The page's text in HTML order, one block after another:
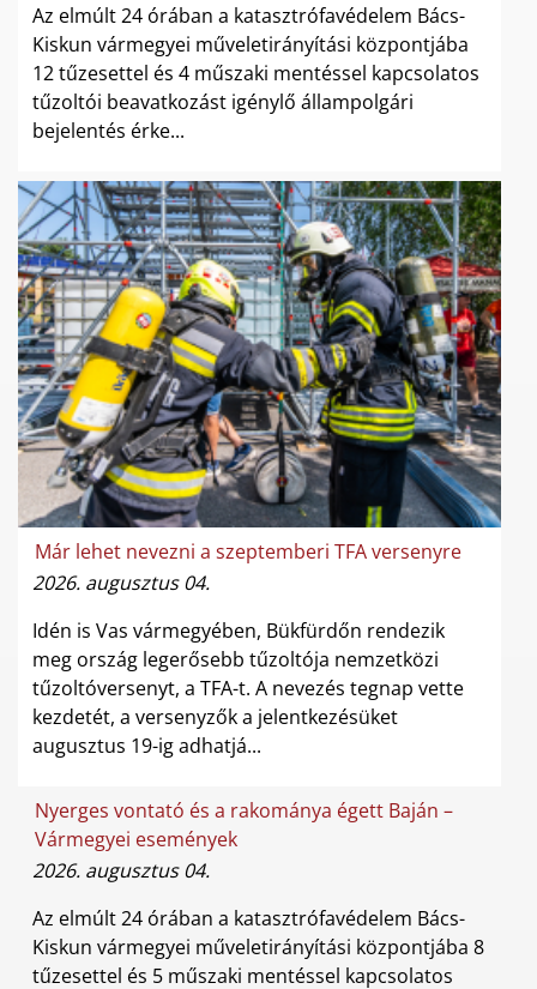
Az elmúlt 24 órában a katasztrófavédelem Bács-
Kiskun vármegyei műveletirányítási központjába
12 tűzesettel és 4 műszaki mentéssel kapcsolatos
tűzoltói beavatkozást igénylő állampolgári
bejelentés érke...
Már lehet nevezni a szeptemberi TFA versenyre
2026. augusztus 04.
Idén is Vas vármegyében, Bükfürdőn rendezik
meg ország legerősebb tűzoltója nemzetközi
tűzoltóversenyt, a TFA-t. A nevezés tegnap vette
kezdetét, a versenyzők a jelentkezésüket
augusztus 19-ig adhatjá...
Nyerges vontató és a rakománya égett Baján –
Vármegyei események
2026. augusztus 04.
Az elmúlt 24 órában a katasztrófavédelem Bács-
Kiskun vármegyei műveletirányítási központjába 8
tűzesettel és 5 műszaki mentéssel kapcsolatos